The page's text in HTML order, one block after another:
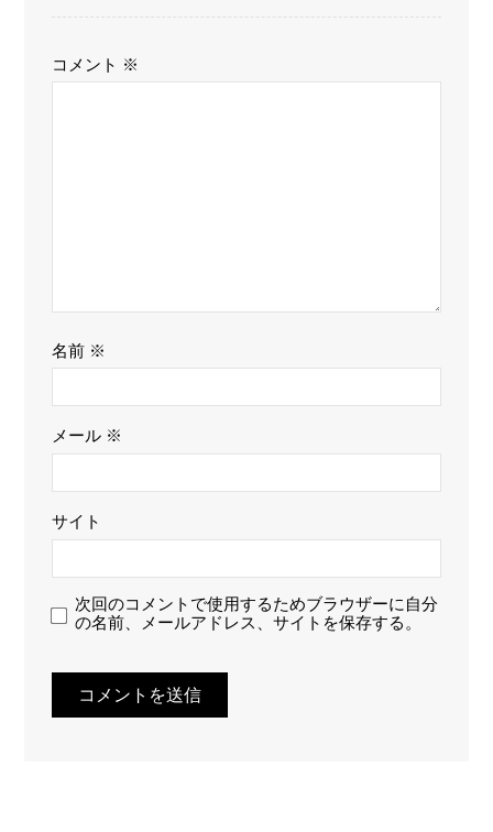
コメント ※
名前 ※
メール ※
サイト
次回のコメントで使用するためブラウザーに自分
の名前、メールアドレス、サイトを保存する。